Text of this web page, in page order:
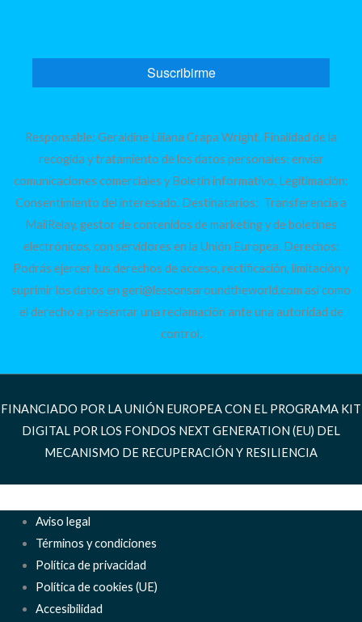
Responsable: Geraldine Liliana Crapa Wright. Finalidad de la
recogida y tratamiento de los datos personales: enviar
comunicaciones comerciales y Boletín informativo. Legitimación:
Consentimiento del interesado. Destinatarios: Transferencia a
MailRelay, gestor de contenidos de marketing y de boletines
electrónicos, con servidores en la Unión Europea. Derechos:
Podrás ejercer tus derechos de acceso, rectificación, limitación y
suprimir los datos en geri@lessonsaroundtheworld.com así como
el derecho a presentar una reclamación ante una autoridad de
control.
FINANCIADO POR LA UNIÓN EUROPEA CON EL PROGRAMA KIT
DIGITAL POR LOS FONDOS NEXT GENERATION (EU) DEL
MECANISMO DE RECUPERACIÓN Y RESILIENCIA
Aviso legal
Términos y condiciones
Política de privacidad
Política de cookies (UE)
Accesibilidad